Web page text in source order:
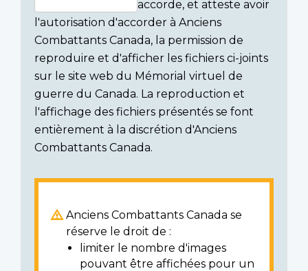
Consent
section
accorde, et atteste avoir
l'autorisation d'accorder à Anciens
Combattants Canada, la permission de
reproduire et d'afficher les fichiers ci-joints
sur le site web du Mémorial virtuel de
guerre du Canada. La reproduction et
l'affichage des fichiers présentés se font
entièrement à la discrétion d'Anciens
Combattants Canada.
Anciens Combattants Canada se
réserve le droit de :
limiter le nombre d'images
pouvant être affichées pour un